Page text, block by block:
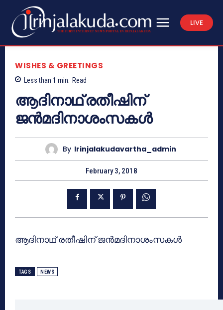
LIVE
WISHES & GREETINGS
Less than 1 min. Read
ആദിനാഥ് രതീഷിന്
ജന്‍മദിനാശംസകള്‍
By Irinjalakudavartha_admin
February 3, 2018
ആദിനാഥ് രതീഷിന് ജന്‍മദിനാശംസകള്‍
TAGS NEWS